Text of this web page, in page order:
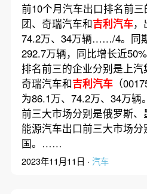
前10个月汽车出口排名前
团、奇瑞汽车和吉利汽车，
74.2万、34万辆……/4。同
292.7万辆，同比增长近
排名前三的企业分别是上汽
奇瑞汽车和吉利汽车（
为86.1万、74.2万、34万辆
前三大市场分别是俄罗斯
能源汽车出口前三大市场
国。……
2023年11月11日 · 汽车